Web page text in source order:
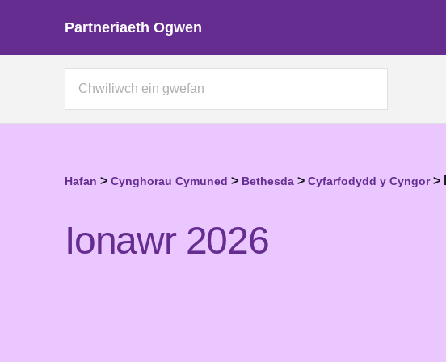
Partneriaeth Ogwen
Hafan > Cynghorau Cymuned > Bethesda > Cyfarfodydd y Cyngor>
Ionawr 2026